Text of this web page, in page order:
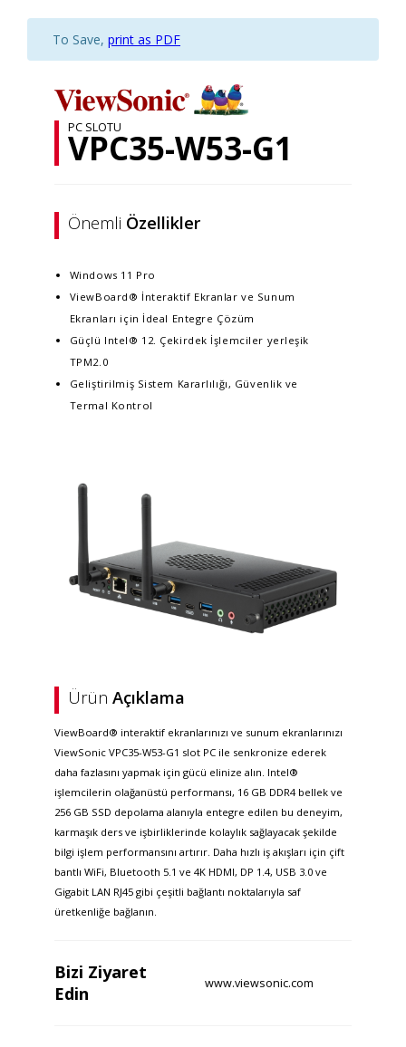
To Save, print as PDF
PC SLOTU
VPC35-W53-G1
Önemli Özellikler
Windows 11 Pro
ViewBoard® İnteraktif Ekranlar ve Sunum
Ekranları için İdeal Entegre Çözüm
Güçlü Intel® 12. Çekirdek İşlemciler​ yerleşik
TPM2.0
Geliştirilmiş Sistem Kararlılığı, Güvenlik ve
Termal Kontrol
Ürün Açıklama
ViewBoard® interaktif ekranlarınızı ve sunum ekranlarınızı
ViewSonic VPC35-W53-G1 slot PC ile senkronize ederek
daha fazlasını yapmak için gücü elinize alın. Intel®
işlemcilerin olağanüstü performansı, 16 GB DDR4 bellek ve
256 GB SSD depolama alanıyla entegre edilen bu deneyim,
karmaşık ders ve işbirliklerinde kolaylık sağlayacak şekilde
bilgi işlem performansını artırır. Daha hızlı iş akışları için çift
bantlı WiFi, Bluetooth 5.1 ve 4K HDMI, DP 1.4, USB 3.0 ve
Gigabit LAN RJ45 gibi çeşitli bağlantı noktalarıyla saf
üretkenliğe bağlanın.​
Bizi Ziyaret
Edin
www.viewsonic.com